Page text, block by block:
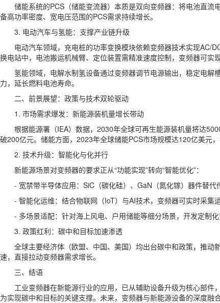
储能系统的PCS（储能变流器）本质是双向变频器：将电池直
备高功率密度、宽电压范围的PCS需求持续增长。
3. 电动汽车与氢能：支撑产业链升级
电动汽车领域，充电桩的功率变换模块依赖变频器技术实现AC/
换电站中，电池搬运机械臂、定位装置需精准速度控制，变频器可实
氢能领域，电解水制氢设备通过变频器调节电源输出，稳定电
力，延长燃料电池寿命。
二、前景展望：政策与技术双轮驱动
1. 市场需求爆发：新能源装机量增长带动
根据能源署（IEA）数据，2030年全球可再生能源装机量将达
破200亿元。储能方面，2023年全球储能PCS市场规模达120亿美元
2. 技术升级：智能化与化并行
新能源场景对变频器的要求正从“功能实现”转向“智能优化”：
- 宽禁带半导体应用：SiC（碳化硅）、GaN（氮化镓）器件替
- 智能化运维：结合物联网（IoT）与AI技术，变频器可实时采集
- 多场景适配：针对海上风电、户用储能等细分场景，开发定制
3. 政策红利：碳中和目标加速渗透
全球主要经济体（欧盟、中国、美国）均出台碳中和政策，推
速，直接拉动变频器需求增长。
三、结语
工业变频器在新能源行业的应用，已从辅助设备升级为核心部
为实现碳中和目标的关键支撑。未来，变频器与新能源设备的深度融